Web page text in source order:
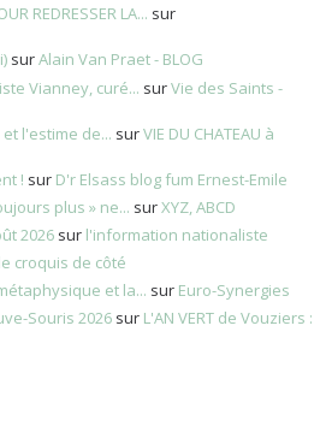
REDRESSER LA... sur
surAlain Van Praet - BLOG
Vianney, curé... surVie des Saints -
l'estime de... surVIE DU CHATEAU à
! sur D'r Elsass blog fum Ernest-Emile
plus » ne... surXYZ, ABCD
2026 sur l'information nationaliste
le croquis de côté
et la... sur Euro-Synergies
Souris 2026 sur L'AN VERT de Vouziers :